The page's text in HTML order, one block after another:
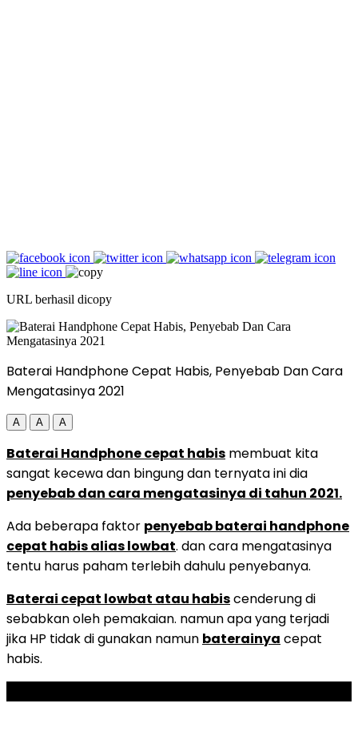
URL berhasil dicopy
Baterai Handphone Cepat Habis, Penyebab Dan Cara
Mengatasinya 2021
A A A
Baterai Handphone cepat habis membuat kita
sangat kecewa dan bingung dan ternyata ini dia
penyebab dan cara mengatasinya di tahun 2021.
Ada beberapa faktor penyebab baterai handphone
cepat habis alias lowbat. dan cara mengatasinya
tentu harus paham terlebih dahulu penyebanya.
Baterai cepat lowbat atau habiscenderung di
sebabkan oleh pemakaian. namun apa yang terjadi
jika HP tidak di gunakan namun baterainya cepat
habis.